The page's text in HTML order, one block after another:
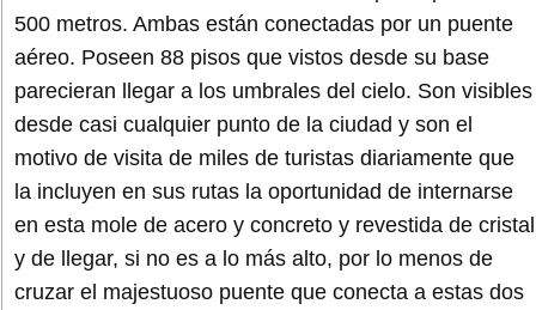
500 metros. Ambas están conectadas por un puente
aéreo. Poseen 88 pisos que vistos desde su base
parecieran llegar a los umbrales del cielo. Son visibles
desde casi cualquier punto de la ciudad y son el
motivo de visita de miles de turistas diariamente que
la incluyen en sus rutas la oportunidad de internarse
en esta mole de acero y concreto y revestida de cristal
y de llegar, si no es a lo más alto, por lo menos de
cruzar el majestuoso puente que conecta a estas dos